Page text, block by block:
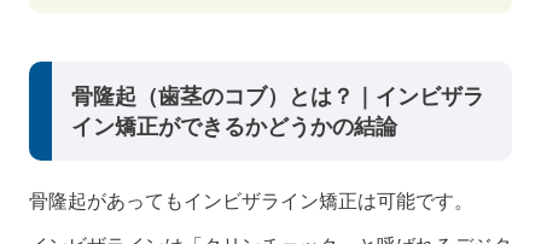
骨隆起（歯茎のコブ）とは？｜インビザラ
イン矯正ができるかどうかの結論
骨隆起があってもインビザライン矯正は可能です。